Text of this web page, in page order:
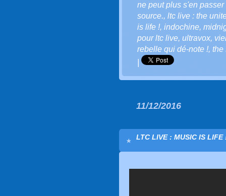
ne peut plus s'en passer
source., ltc live : the
is life !, indochine,
pour ltc live, ultravox,
rebelle qui dé-note !, the
11/12/2016
LTC LIVE : MUSIC IS LIFE